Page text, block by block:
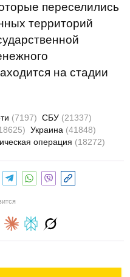
переселились
территорий
на стадии
(7197) СБУ (21337)
Украина (41848)
операция (18272)